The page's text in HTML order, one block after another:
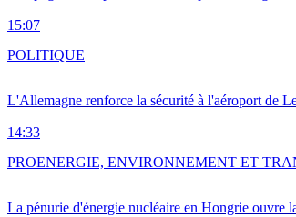
15:07
L'Allemagne renforce la sécurité à l'aéroport de
14:33
POLITIQUE
La pénurie d'énergie nucléaire en Hongrie ouvre
PROENERGIE, ENVIRONNEMENT ET